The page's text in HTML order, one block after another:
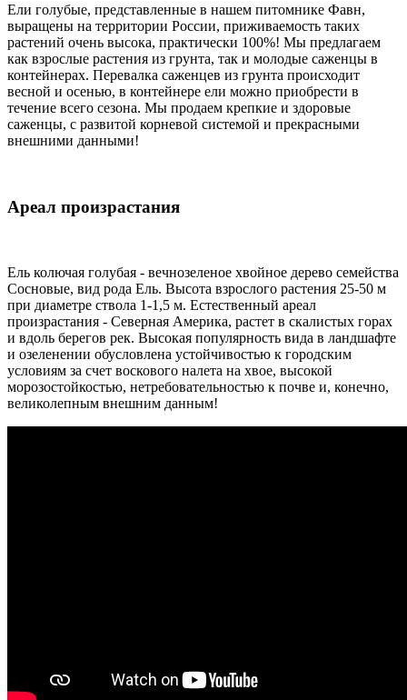
Ели голубые, представленные в нашем питомнике Фавн,
выращены на территории России, приживаемость таких
растений очень высока, практически 100%! Мы предлагаем
как взрослые растения из грунта, так и молодые саженцы в
контейнерах. Перевалка саженцев из грунта происходит
весной и осенью, в контейнере ели можно приобрести в
течение всего сезона. Мы продаем крепкие и здоровые
саженцы, с развитой корневой системой и прекрасными
внешними данными!
Ареал произрастания
Ель колючая голубая - вечнозеленое хвойное дерево семейства
Сосновые, вид рода Ель. Высота взрослого растения 25-50 м
при диаметре ствола 1-1,5 м. Естественный ареал
произрастания - Северная Америка, растет в скалистых горах
и вдоль берегов рек. Высокая популярность вида в ландшафте
и озеленении обусловлена устойчивостью к городским
условиям за счет воскового налета на хвое, высокой
морозостойкостью, нетребовательностью к почве и, конечно,
великолепным внешним данным!